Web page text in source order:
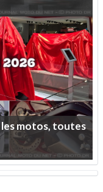
lesmotos,toutes